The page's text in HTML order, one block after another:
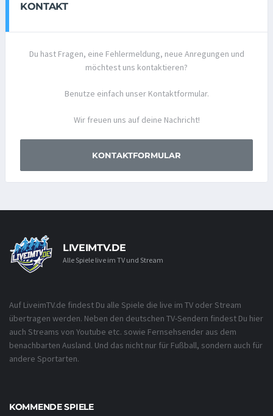
KONTAKT
Du hast Fragen, eine Fehlermeldung, neue Anregungen und
möchtest uns kontaktieren?
Benutze einfach unser Kontaktformular.
Wir freuen uns auf deine Nachricht!
KONTAKTFORMULAR
LIVEIMTV.DE
Alle Spiele live im TV und Stream
Auf LiveimTV.de findest Du alle Spiele die live im TV oder Stream
übertragen werden. Neben den deutschen TV-Sendern findest Du hier
auch Streams von Youtube etc. sowie Fernsehsender aus dem
benachbarten Ausland. Und das nicht nur für Fußball, sondern auch für
andere Sportarten.
KOMMENDE SPIELE